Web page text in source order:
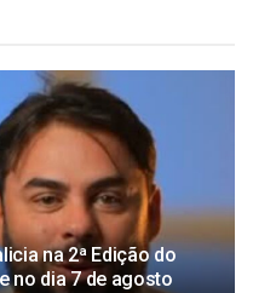
na 2ª Edição do
no dia 7 de agosto